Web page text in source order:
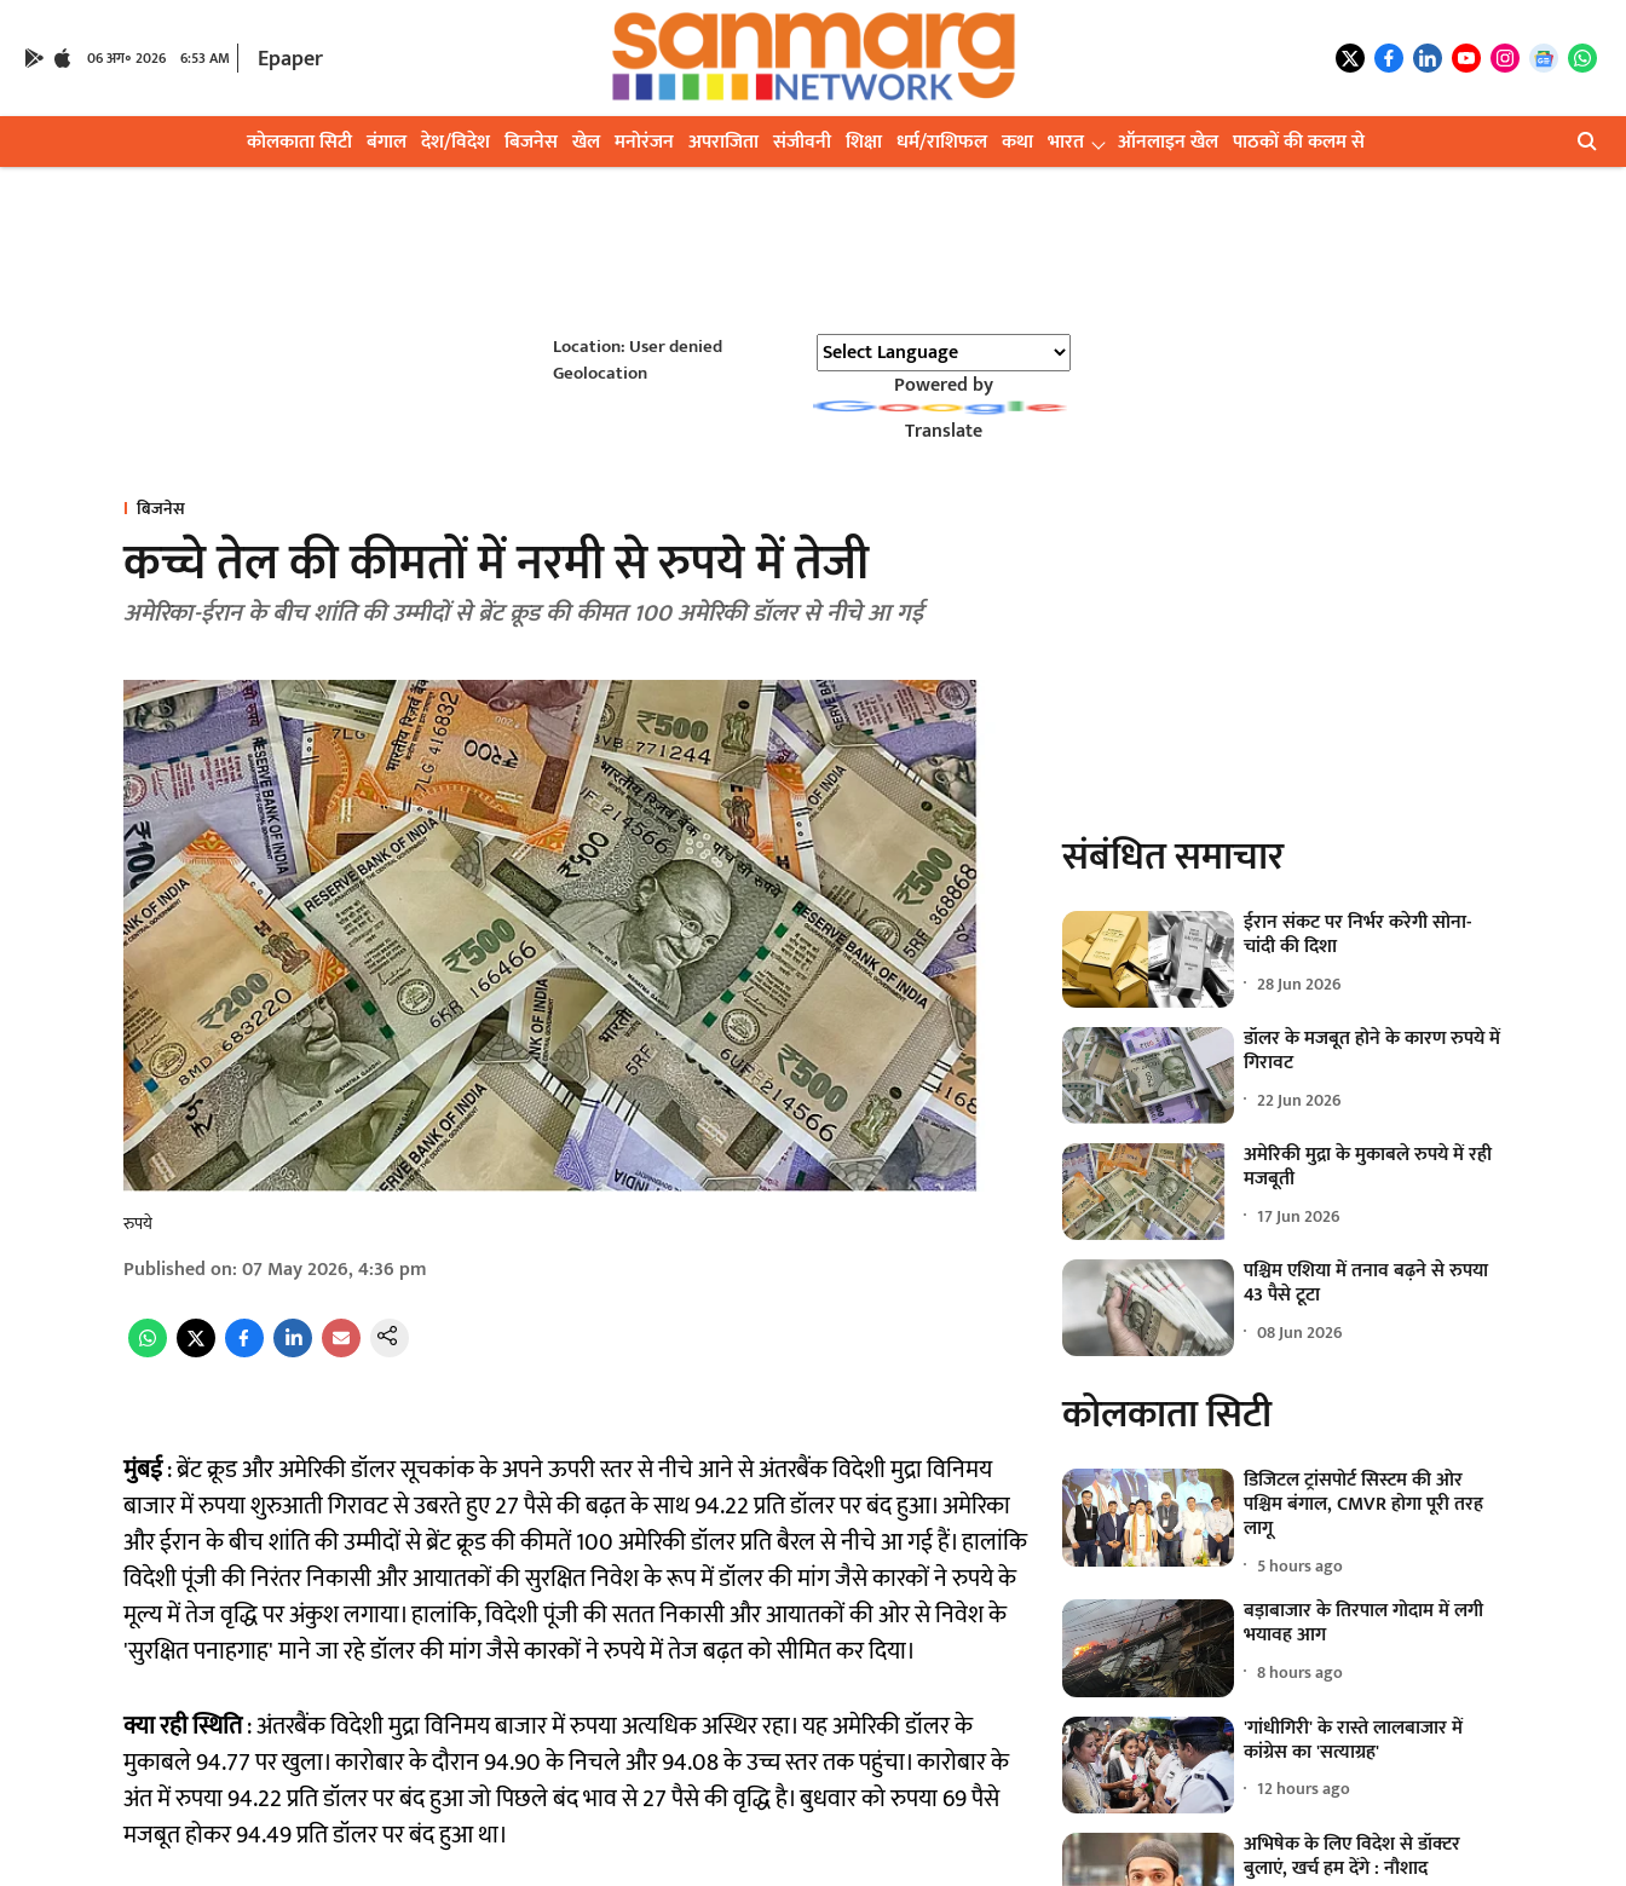
06 अग॰ 2026 6:53 AM Epaper
कोलकाता सिटी बंगाल देश/विदेश बिजनेस खेल मनोरंजन अपराजिता संजीवनी शिक्षा धर्म/राशिफल कथा भारत ऑनलाइन खेल पाठकों की कलम से
Location: User denied
Geolocation
Powered by
Translate
बिजनेस
कच्चे तेल की कीमतों में नरमी से रुपये में तेजी
अमेरिका-ईरान के बीच शांति की उम्मीदों से ब्रेंट क्रूड की कीमत 100 अमेरिकी डॉलर से नीचे आ गई
रुपये
Published on:07 May 2026, 4:36 pm
मुंबई: ब्रेंट क्रूड और अमेरिकी डॉलर सूचकांक के अपने ऊपरी स्तर से नीचे आने से अंतरबैंक विदेशी मुद्रा विनिमय
बाजार में रुपया शुरुआती गिरावट से उबरते हुए 27 पैसे की बढ़त के साथ 94.22 प्रति डॉलर पर बंद हुआ। अमेरिका
और ईरान के बीच शांति की उम्मीदों से ब्रेंट क्रूड की कीमतें 100 अमेरिकी डॉलर प्रति बैरल से नीचे आ गई हैं। हालांकि
विदेशी पूंजी की निरंतर निकासी और आयातकों की सुरक्षित निवेश के रूप में डॉलर की मांग जैसे कारकों ने रुपये के
मूल्य में तेज वृद्धि पर अंकुश लगाया। हालांकि, विदेशी पूंजी की सतत निकासी और आयातकों की ओर से निवेश के
'सुरक्षित पनाहगाह' माने जा रहे डॉलर की मांग जैसे कारकों ने रुपये में तेज बढ़त को सीमित कर दिया।
क्या रही स्थिति: अंतरबैंक विदेशी मुद्रा विनिमय बाजार में रुपया अत्यधिक अस्थिर रहा। यह अमेरिकी डॉलर के
मुकाबले 94.77 पर खुला। कारोबार के दौरान 94.90 के निचले और 94.08 के उच्च स्तर तक पहुंचा। कारोबार के
अंत में रुपया 94.22 प्रति डॉलर पर बंद हुआ जो पिछले बंद भाव से 27 पैसे की वृद्धि है। बुधवार को रुपया 69 पैसे
मजबूत होकर 94.49 प्रति डॉलर पर बंद हुआ था।
संबंधित समाचार
ईरान संकट पर निर्भर करेगी सोना-
चांदी की दिशा
28 Jun 2026
डॉलर के मजबूत होने के कारण रुपये में
गिरावट
22 Jun 2026
अमेरिकी मुद्रा के मुकाबले रुपये में रही
मजबूती
17 Jun 2026
पश्चिम एशिया में तनाव बढ़ने से रुपया
43 पैसे टूटा
08 Jun 2026
कोलकाता सिटी
डिजिटल ट्रांसपोर्ट सिस्टम की ओर
पश्चिम बंगाल, CMVR होगा पूरी तरह
लागू
5 hours ago
बड़ाबाजार के तिरपाल गोदाम में लगी
भयावह आग
8 hours ago
'गांधीगिरी' के रास्ते लालबाजार में
कांग्रेस का 'सत्याग्रह'
12 hours ago
अभिषेक के लिए विदेश से डॉक्टर
बुलाएं, खर्च हम देंगे : नौशाद